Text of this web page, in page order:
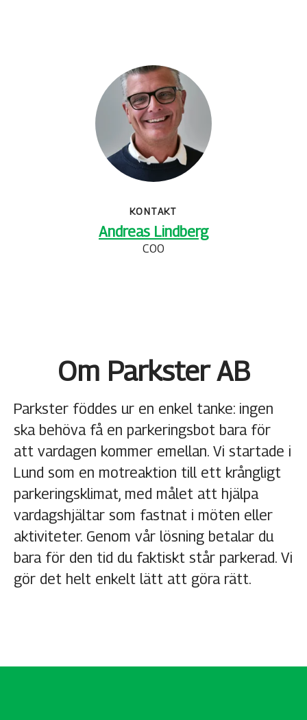
KONTAKT
Andreas Lindberg
COO
Om Parkster AB
Parkster föddes ur en enkel tanke: ingen
ska behöva få en parkeringsbot bara för
att vardagen kommer emellan. Vi startade i
Lund som en motreaktion till ett krångligt
parkeringsklimat, med målet att hjälpa
vardagshjältar som fastnat i möten eller
aktiviteter. Genom vår lösning betalar du
bara för den tid du faktiskt står parkerad. Vi
gör det helt enkelt lätt att göra rätt.